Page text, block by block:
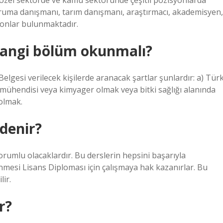
danışmanı, tarım danışmanı, araştırmacı, akademisyen,
bulunmaktadır.
bölüm okunmalı?
verilecek kişilerde aranacak şartlar şunlardır: a)
veya kimyager olmak veya bitki sağlığı alanında
olacaklardır. Bu derslerin hepsini başarıyla
Lisans Diploması için çalışmaya hak kazanırlar. Bu